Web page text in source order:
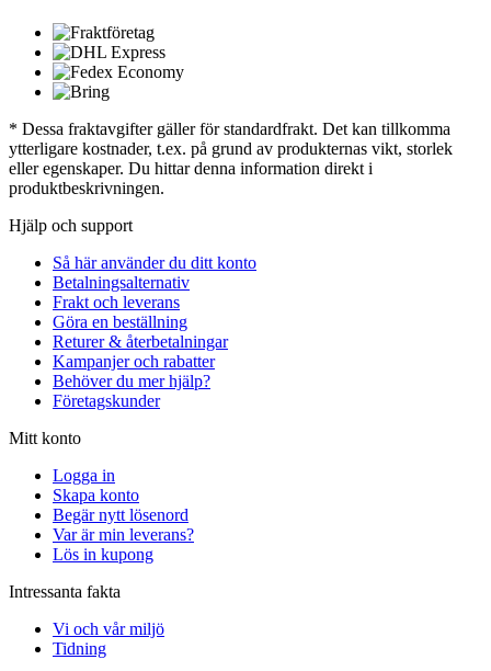
* Dessa fraktavgifter gäller för standardfrakt. Det kan tillkomma
ytterligare kostnader, t.ex. på grund av produkternas vikt, storlek
eller egenskaper. Du hittar denna information direkt i
produktbeskrivningen.
Hjälp och support
Så här använder du ditt konto
Betalningsalternativ
Frakt och leverans
Göra en beställning
Returer & återbetalningar
Kampanjer och rabatter
Behöver du mer hjälp?
Företagskunder
Mitt konto
Logga in
Skapa konto
Begär nytt lösenord
Var är min leverans?
Lös in kupong
Intressanta fakta
Vi och vår miljö
Tidning